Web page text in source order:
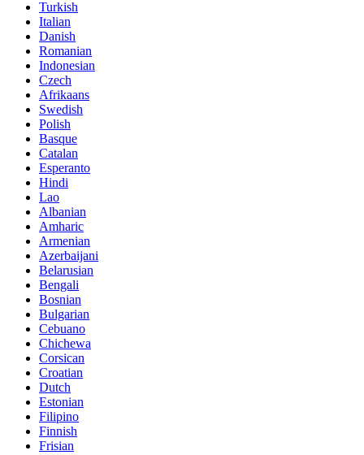
Turkish
Italian
Danish
Romanian
Indonesian
Czech
Afrikaans
Swedish
Polish
Basque
Catalan
Esperanto
Hindi
Lao
Albanian
Amharic
Armenian
Azerbaijani
Belarusian
Bengali
Bosnian
Bulgarian
Cebuano
Chichewa
Corsican
Croatian
Dutch
Estonian
Filipino
Finnish
Frisian